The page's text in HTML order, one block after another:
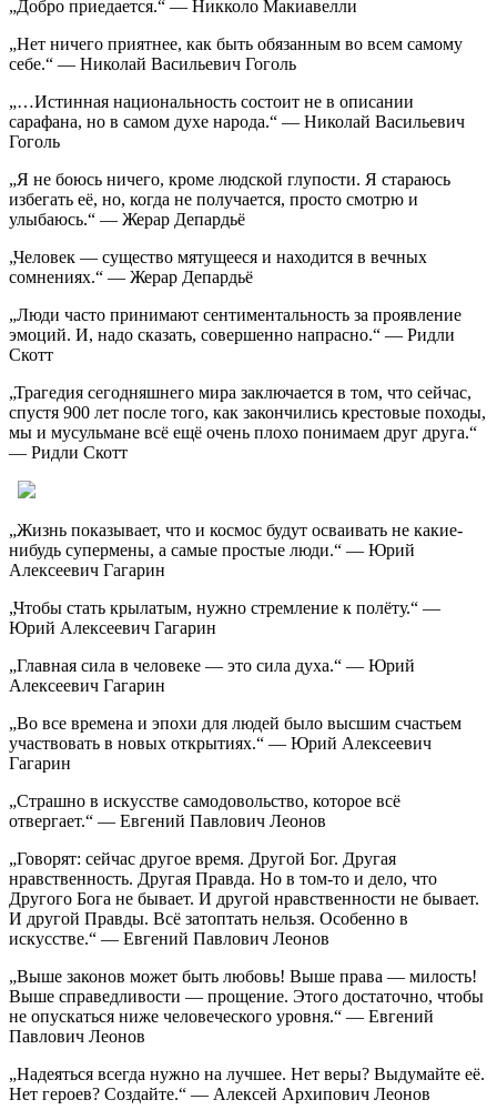
„Добро приедается.“ — Никколо Макиавелли
„Нет ничего приятнее, как быть обязанным во всем самому
себе.“ — Николай Васильевич Гоголь
„…Истинная национальность состоит не в описании
сарафана, но в самом духе народа.“ — Николай Васильевич
Гоголь
„Я не боюсь ничего, кроме людской глупости. Я стараюсь
избегать её, но, когда не получается, просто смотрю и
улыбаюсь.“ — Жерар Депардьё
„Человек — существо мятущееся и находится в вечных
сомнениях.“ — Жерар Депардьё
„Люди часто принимают сентиментальность за проявление
эмоций. И, надо сказать, совершенно напрасно.“ — Ридли
Скотт
„Трагедия сегодняшнего мира заключается в том, что сейчас,
спустя 900 лет после того, как закончились крестовые походы,
мы и мусульмане всё ещё очень плохо понимаем друг друга.“
— Ридли Скотт
„Жизнь показывает, что и космос будут осваивать не какие-
нибудь супермены, а самые простые люди.“ — Юрий
Алексеевич Гагарин
„Чтобы стать крылатым, нужно стремление к полёту.“ —
Юрий Алексеевич Гагарин
„Главная сила в человеке — это сила духа.“ — Юрий
Алексеевич Гагарин
„Во все времена и эпохи для людей было высшим счастьем
участвовать в новых открытиях.“ — Юрий Алексеевич
Гагарин
„Страшно в искусстве самодовольство, которое всё
отвергает.“ — Евгений Павлович Леонов
„Говорят: сейчас другое время. Другой Бог. Другая
нравственность. Другая Правда. Но в том-то и дело, что
Другого Бога не бывает. И другой нравственности не бывает.
И другой Правды. Всё затоптать нельзя. Особенно в
искусстве.“ — Евгений Павлович Леонов
„Выше законов может быть любовь! Выше права — милость!
Выше справедливости — прощение. Этого достаточно, чтобы
не опускаться ниже человеческого уровня.“ — Евгений
Павлович Леонов
„Надеяться всегда нужно на лучшее. Нет веры? Выдумайте её.
Нет героев? Создайте.“ — Алексей Архипович Леонов